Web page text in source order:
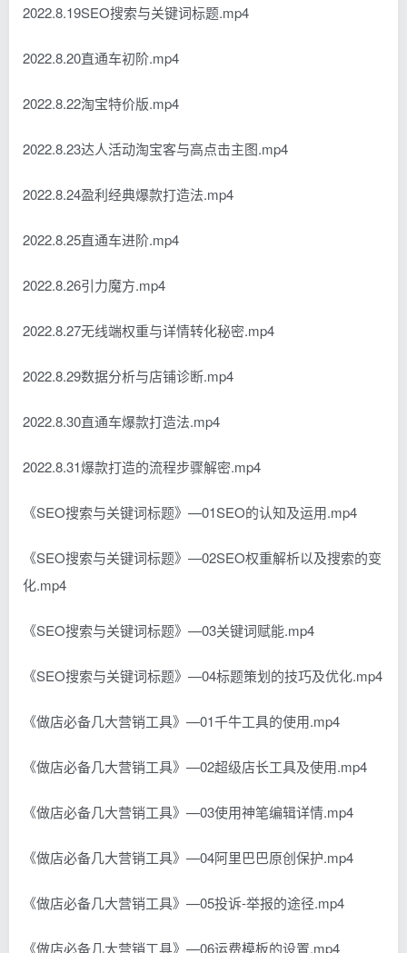
2022.8.19SEO搜索与关键词标题.mp4
2022.8.20直通车初阶.mp4
2022.8.22淘宝特价版.mp4
2022.8.23达人活动淘宝客与高点击主图.mp4
2022.8.24盈利经典爆款打造法.mp4
2022.8.25直通车进阶.mp4
2022.8.26引力魔方.mp4
2022.8.27无线端权重与详情转化秘密.mp4
2022.8.29数据分析与店铺诊断.mp4
2022.8.30直通车爆款打造法.mp4
2022.8.31爆款打造的流程步骤解密.mp4
《SEO搜索与关键词标题》—01SEO的认知及运用.mp4
《SEO搜索与关键词标题》—02SEO权重解析以及搜索的变
化.mp4
《SEO搜索与关键词标题》—03关键词赋能.mp4
《SEO搜索与关键词标题》—04标题策划的技巧及优化.mp4
《做店必备几大营销工具》—01千牛工具的使用.mp4
《做店必备几大营销工具》—02超级店长工具及使用.mp4
《做店必备几大营销工具》—03使用神笔编辑详情.mp4
《做店必备几大营销工具》—04阿里巴巴原创保护.mp4
《做店必备几大营销工具》—05投诉-举报的途径.mp4
《做店必备几大营销工具》—06运费模板的设置.mp4